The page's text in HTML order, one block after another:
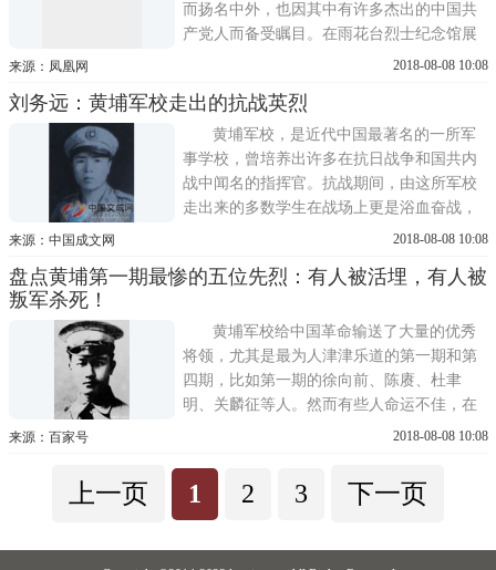
而扬名中外，也因其中有许多杰出的中国共
产党人而备受瞩目。在雨花台烈士纪念馆展
厅内，有着不少身着戎装的烈士肖像。仔细
会发现，他们当中许多人都出自黄埔军校。
他们年轻、活跃、英姿飒爽，为了心中的信
仰，抛弃了高官厚禄，放弃了个人...
来源：凤凰网 2018-08-08 10:08
刘务远：黄埔军校走出的抗战英烈
黄埔军校，是近代中国最著名的一所军
事学校，曾培养出许多在抗日战争和国共内
战中闻名的指挥官。抗战期间，由这所军校
走出来的多数学生在战场上更是浴血奋战，
保家卫国，他们用鲜血和生命弘扬的不仅仅
于1924年，是由中国国民党创立的，目的是
统一中国的主要军力。该校到1949...
来源：中国成文网 2018-08-08 10:08
盘点黄埔第一期最惨的五位先烈：有人被活埋，有人被
叛军杀死！
黄埔军校给中国革命输送了大量的优秀
将领，尤其是最为人津津乐道的第一期和第
四期，比如第一期的徐向前、陈赓、杜聿
明、关麟征等人。然而有些人命运不佳，在
复杂的斗争中牺牲，为中国人民的自由和解
第一期的学员，非常优秀，但是遭遇很惨：
王尔琢，1924年考入黄埔军校第一期，同年
来源：百家号 2018-08-08 10:08
上一页 1 2 3 下一页